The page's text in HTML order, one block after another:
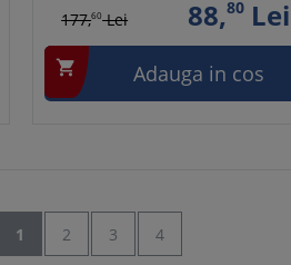
177,60Lei 88,80Lei
 Adauga in cos
1 2 3 4